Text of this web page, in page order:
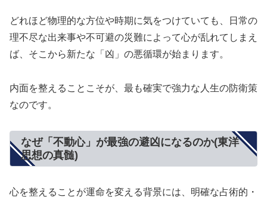
どれほど物理的な方位や時期に気をつけていても、日常の
理不尽な出来事や不可避の災難によって心が乱れてしまえ
ば、そこから新たな「凶」の悪循環が始まります。
内面を整えることこそが、最も確実で強力な人生の防衛策
なのです。
なぜ「不動心」が最強の避凶になるのか(東洋
思想の真髄)
心を整えることが運命を変える背景には、明確な占術的・